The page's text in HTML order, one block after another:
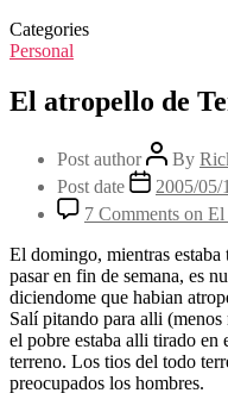
Categories
Personal
El atropello de
Post author By
Post date
2005/05/
7 Comments on El
El domingo, mientras
pasar en fin de semana, es
diciendome que habian
Salí pitando para alli
el pobre estaba alli tirado
terreno. Los tios del todo
preocupados los hombres.